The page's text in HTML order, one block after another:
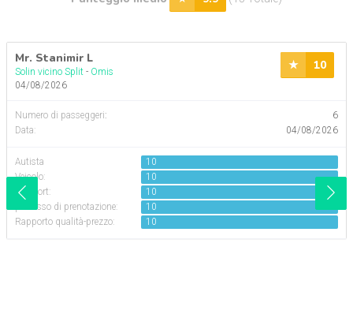
Mr. Stanimir L
Solin vicino Split - Omis
04/08/2026
Numero di passeggeri:
6
Data:
04/08/2026
Autista
10
Veicolo:
10
Comfort:
10
processo di prenotazione:
10
Rapporto qualità-prezzo:
10
10